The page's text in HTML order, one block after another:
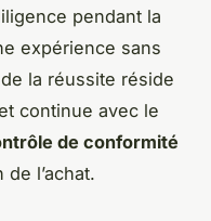
pendant la
expérience sans
la réussite réside
continue avec le
de conformité
l’achat.